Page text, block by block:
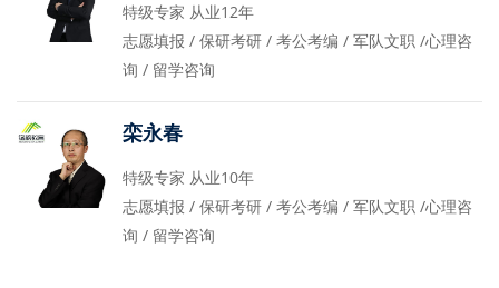
特级专家 从业12年
志愿填报 / 保研考研 / 考公考编 / 军队文职 /心理咨
询 / 留学咨询
栾永春
特级专家 从业10年
志愿填报 / 保研考研 / 考公考编 / 军队文职 /心理咨
询 / 留学咨询